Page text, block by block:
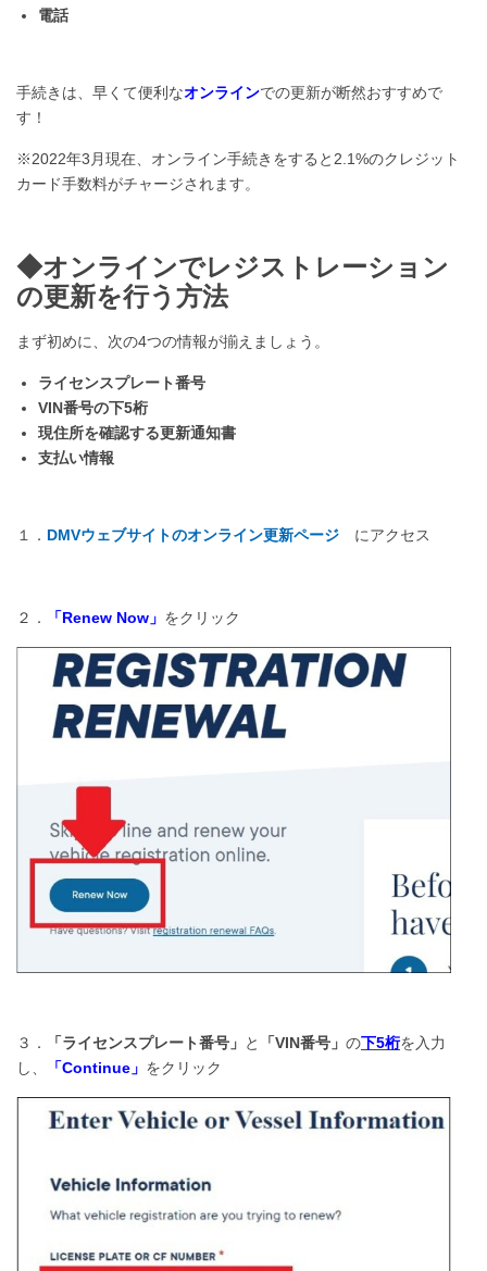
電話
手続きは、早くて便利なオンラインでの更新が断然おすすめで
す！
※2022年3月現在、オンライン手続きをすると2.1%のクレジット
カード手数料がチャージされます。
◆オンラインでレジストレーション
の更新を行う方法
まず初めに、次の4つの情報が揃えましょう。
ライセンスプレート番号
VIN番号の下5桁
現住所を確認する更新通知書
支払い情報
１． DMVウェブサイトのオンライン更新ページ にアクセス
２． 「Renew Now」 をクリック
３． 「ライセンスプレート番号」 と 「VIN番号」 の下5桁を入力
し、
「Continue」 をクリック